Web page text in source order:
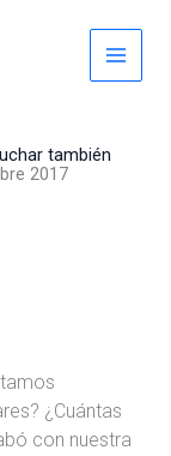
también
2017
¿Cuántas
con nuestra